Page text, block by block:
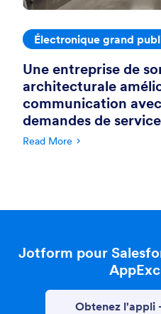
Électronique grand
Une entreprise de
architecturale
communication
demandes de
Read More
Jotform pour
Obtenez l'appli